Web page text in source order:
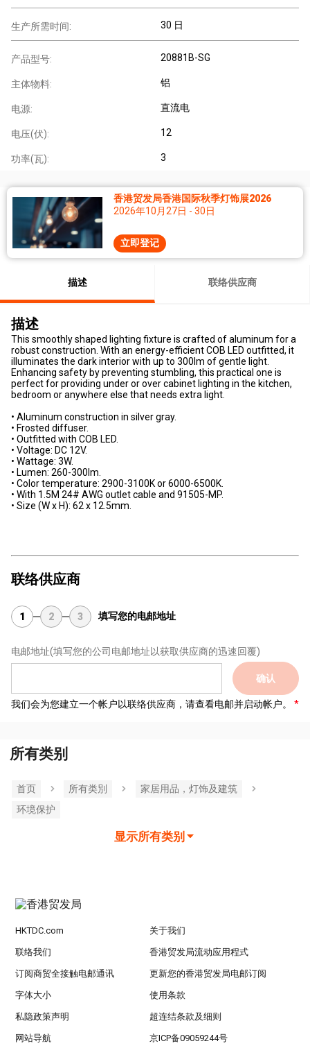
生产所需时间: 30 日
产品型号: 20881B-SG
主体物料: 铝
电源: 直流电
电压(伏): 12
功率(瓦): 3
香港贸发局香港国际秋季灯饰展2026
2026年10月27日 - 30日
立即登记
描述 联络供应商
描述
This smoothly shaped lighting fixture is crafted of aluminum for a
robust construction. With an energy-efficient COB LED outfitted, it
illuminates the dark interior with up to 300lm of gentle light.
Enhancing safety by preventing stumbling, this practical one is
perfect for providing under or over cabinet lighting in the kitchen,
bedroom or anywhere else that needs extra light.
• Aluminum construction in silver gray.
• Frosted diffuser.
• Outfitted with COB LED.
• Voltage: DC 12V.
• Wattage: 3W.
• Lumen: 260-300lm.
• Color temperature: 2900-3100K or 6000-6500K.
• With 1.5M 24# AWG outlet cable and 91505-MP.
• Size (W x H): 62 x 12.5mm.
联络供应商
1 2 3 填写您的电邮地址
电邮地址(填写您的公司电邮地址以获取供应商的迅速回覆)
确认
我们会为您建立一个帐户以联络供应商，请查看电邮并启动帐户。
所有类别
首页 所有类別
家居用品，灯饰及建筑
环境保护
显示所有类别
HKTDC.com 关于我们
联络我们 香港贸发局流动应用程式
订阅商贸全接触电邮通讯 更新您的香港贸发局电邮订阅
字体大小 使用条款
私隐政策声明 超连结条款及细则
网站导航 京ICP备09059244号